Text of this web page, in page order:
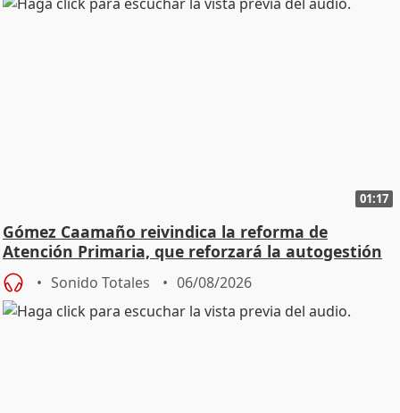
01:17
Gómez Caamaño reivindica la reforma de
Atención Primaria, que reforzará la autogestión
Sonido Totales 06/08/2026